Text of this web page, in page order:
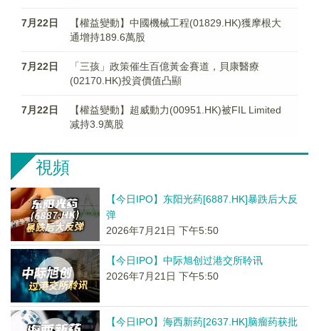
7月22日
【權益變動】中國機械工程(01829.HK)獲摩根大
通增持189.6萬股
7月22日
「三孩」政策催生百億黃金賽道，貝康醫療
(02170.HK)投資價值凸顯
7月22日
【權益變動】超威動力(00951.HK)被FIL Limited
减持3.9萬股
視頻
【今日IPO】东阳光药[6887.HK]暴跌后大反
弹
2026年7月21日 下午5:50
【今日IPO】中际旭创过港交所聆讯
2026年7月21日 下午5:50
【今日IPO】海西新药[2637.HK]脑瘤药获批